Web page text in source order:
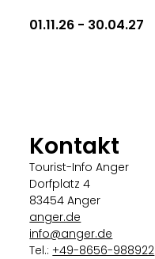
01.11.26 - 30.04.27
Kontakt
Tourist-Info Anger
Dorfplatz 4
83454 Anger
anger.de
info@anger.de
Tel.:+49-8656-988922